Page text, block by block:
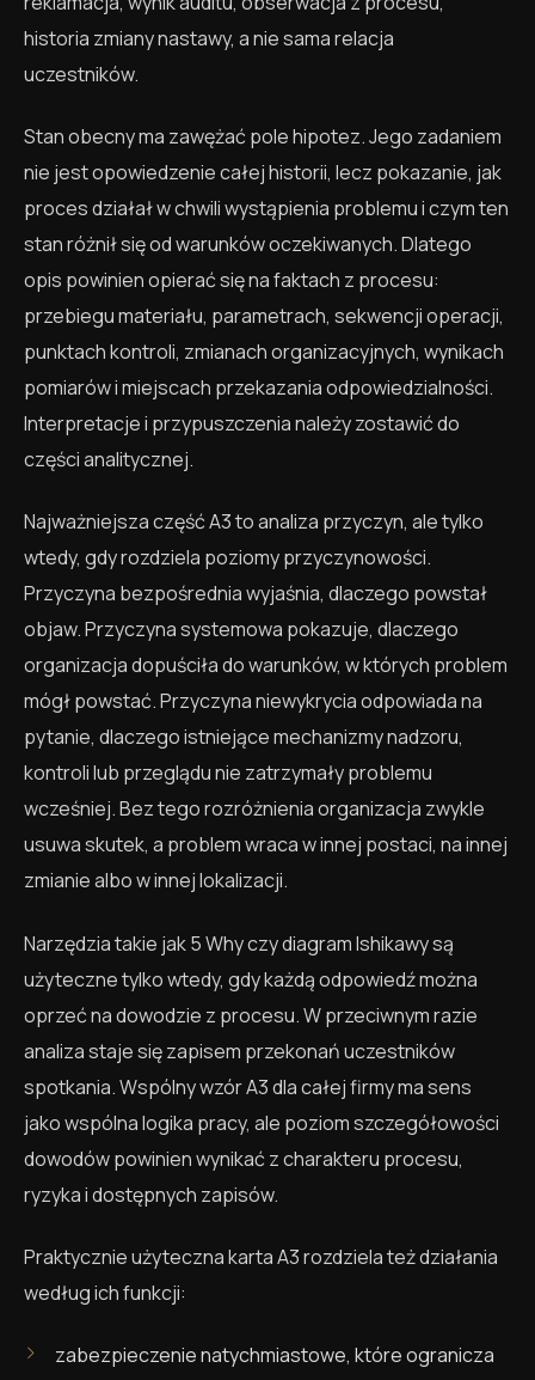
historia zmiany nastawy, a nie sama relacja
uczestników.
Stan obecny ma zawężać pole hipotez. Jego zadaniem
nie jest opowiedzenie całej historii, lecz pokazanie, jak
proces działał w chwili wystąpienia problemu i czym ten
stan różnił się od warunków oczekiwanych. Dlatego
opis powinien opierać się na faktach z procesu:
przebiegu materiału, parametrach, sekwencji operacji,
punktach kontroli, zmianach organizacyjnych, wynikach
pomiarów i miejscach przekazania odpowiedzialności.
Interpretacje i przypuszczenia należy zostawić do
części analitycznej.
Najważniejsza część A3 to analiza przyczyn, ale tylko
wtedy, gdy rozdziela poziomy przyczynowości.
Przyczyna bezpośrednia wyjaśnia, dlaczego powstał
objaw. Przyczyna systemowa pokazuje, dlaczego
organizacja dopuściła do warunków, w których problem
mógł powstać. Przyczyna niewykrycia odpowiada na
pytanie, dlaczego istniejące mechanizmy nadzoru,
kontroli lub przeglądu nie zatrzymały problemu
wcześniej. Bez tego rozróżnienia organizacja zwykle
usuwa skutek, a problem wraca w innej postaci, na innej
zmianie albo w innej lokalizacji.
Narzędzia takie jak 5 Why czy diagram Ishikawy są
użyteczne tylko wtedy, gdy każdą odpowiedź można
oprzeć na dowodzie z procesu. W przeciwnym razie
analiza staje się zapisem przekonań uczestników
spotkania. Wspólny wzór A3 dla całej firmy ma sens
jako wspólna logika pracy, ale poziom szczegółowości
dowodów powinien wynikać z charakteru procesu,
ryzyka i dostępnych zapisów.
Praktycznie użyteczna karta A3 rozdziela też działania
według ich funkcji:
zabezpieczenie natychmiastowe, które ogranicza